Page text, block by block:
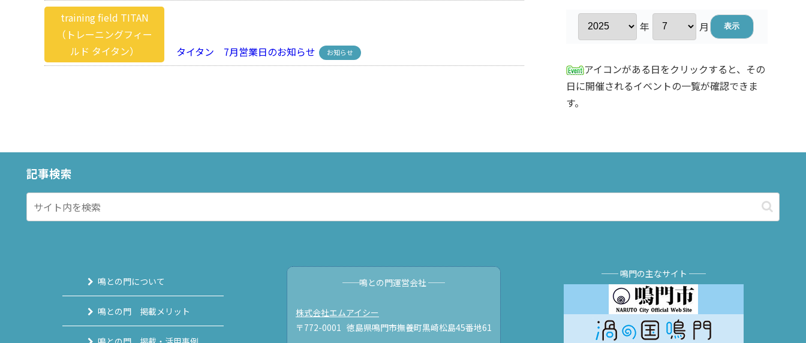
training field TITAN
（トレーニングフィー
ルド タイタン）
タイタン 7月営業日のお知らせ お知らせ
年 月
アイコンがある日をクリックすると、その
日に開催されるイベントの一覧が確認できま
す。
記事検索
鳴との門について
鳴との門 掲載メリット
──鳴との門運営会社 ──
株式会社エムアイシー
〒772-0001 徳島県鳴門市撫養町黒崎松島45番地61
── 鳴門の主なサイト ──